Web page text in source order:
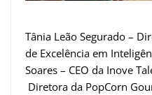
Tânia Leão Segurado –
de Excelência em
Soares – CEO da Inove
Diretora da PopCorn